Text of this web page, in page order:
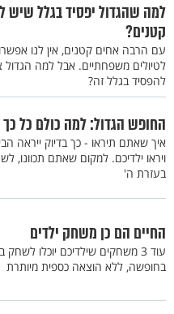
למה שהגדול יפסיד בגלל שיש
קטנים?
עם הרבה אחים קטנים, אין לנו
לטיולים משפחתיים. אבל למה הגדול
להפסיד בגלל זה?
החופש הגדול: למה כולם כל כך
איך שאתם תיראו - כך בדיוק ייראה
ויראו ילדיכם. למקום שאתם תכוונו,
בעזרת ה'
החיים הם כן משחק ילדים
עוד 3 משחקים שילדיכם יוכלו
בחופשה, ללא הוצאה כספית מיותרת